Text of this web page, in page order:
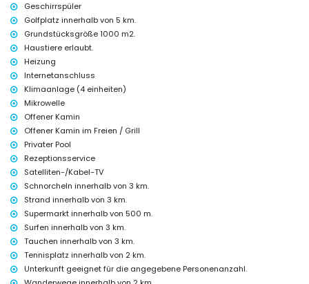
Sehenswürdigkeiten und Kultur in Moraira, Costa Blanca
Kirche (Moraira) und Schloss (weniger als 5 Kilometer von der
Unterkunft entfernt)
Musik (Eco Museo Teulada) (weniger als 10 Kilometer von der
Unterkunft entfernt)
Sport
Radfahren (weniger als 1000 Meter von der Villa entfernt)
Tennis, Golf (San Jaime), Wandern, Angeln, Tauchen, Schnorcheln,
Surfen und Windsurfen (weniger als 5 Kilometer von der Villa entfernt)
Geschirrspüler
Golfplatz innerhalb von 5 km.
Grundstücksgröße 1000 m2.
Haustiere erlaubt.
Heizung
Internetanschluss
Klimaanlage (4 einheiten)
Mikrowelle
Offener Kamin
Offener Kamin im Freien / Grill
Privater Pool
Rezeptionsservice
Satelliten-/Kabel-TV
Schnorcheln innerhalb von 3 km.
Strand innerhalb von 3 km.
Supermarkt innerhalb von 500 m.
Surfen innerhalb von 3 km.
Tauchen innerhalb von 3 km.
Tennisplatz innerhalb von 2 km.
Unterkunft geeignet für die angegebene Personenanzahl.